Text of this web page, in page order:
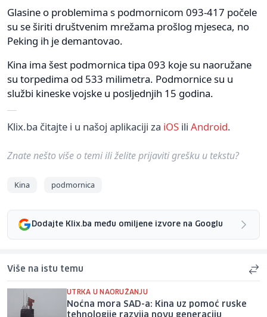
Glasine o problemima s podmornicom 093-417 počele
su se širiti društvenim mrežama prošlog mjeseca, no
Peking ih je demantovao.
Kina ima šest podmornica tipa 093 koje su naoružane
su torpedima od 533 milimetra. Podmornice su u
službi kineske vojske u posljednjih 15 godina.
Klix.ba čitajte i u našoj aplikaciji za iOS ili Android.
Znate nešto više o temi ili želite prijaviti grešku u tekstu?
Kina podmornica
Dodajte Klix.ba među omiljene izvore na Googlu
Više na istu temu
UTRKA U NAORUŽANJU
Noćna mora SAD-a: Kina uz pomoć ruske
tehnologije razvija novu generaciju